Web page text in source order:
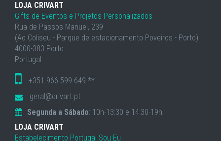
LOJA CRIVART
Gifts de Eventos e Projetos Personalizados
Rua de Passos Manuel, 239
(Ao Coliseu - Parque de estacionamento Poveiros - Porto)
4000-383 Porto
Portugal
+351 966 599 649 **
geral@crivart.pt
Segunda a Sábado: 10h-13:30 e 14:30-19h
LOJA CRIVART
Estabelecimento Portugal Sou Eu